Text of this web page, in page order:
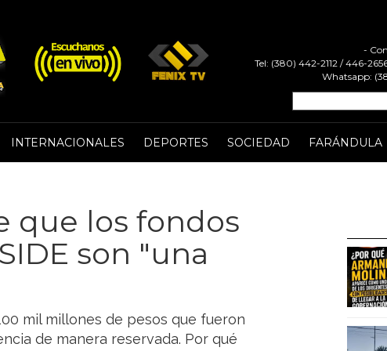
-
Tel: (380) 442-2112 / 446-
Whatsapp:
INTERNACIONALES DEPORTES SOCIEDAD FARÁNDULA
que los fondos
son "una
mil millones de pesos que fueron
de manera reservada. Por qué